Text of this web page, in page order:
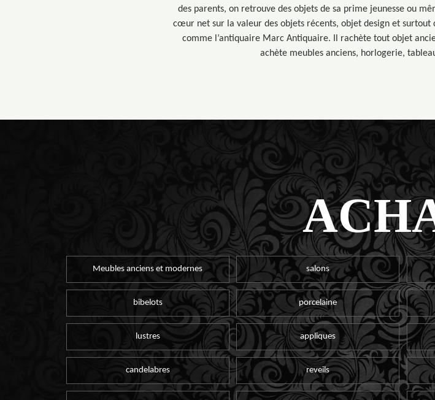
des parents, on retrouve des objets de sa prime jeunesse ou
cœur net sur la valeur des objets récents, objet design et surtout
comme l’antiquaire Marc Antiquaire. Il rachète tout objet
achète meubles anciens, horlogerie,
Meubles anciens et modernes salons
bibelots porcelaine
lustres appliques
candelabres reveils